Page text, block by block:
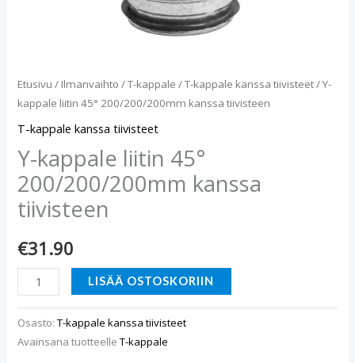
Etusivu / Ilmanvaihto /T-kappale /T-kappale kanssa tiivisteet/ Y-
kappale liitin 45° 200/200/200mm kanssa tiivisteen
T-kappale kanssa tiivisteet
Y-kappale liitin 45°
200/200/200mm kanssa
tiivisteen
€31.90
LISÄÄ OSTOSKORIIN
Osasto:T-kappale kanssa tiivisteet
Avainsana tuotteelleT-kappale